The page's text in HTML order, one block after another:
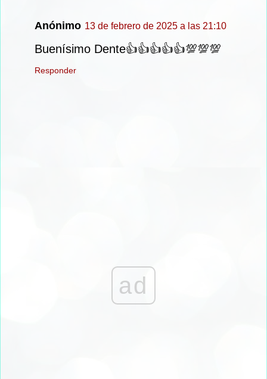
Anónimo 13 de febrero de 2025 a las 21:10
Buenísimo Dente👍👍👍👍👍💯💯💯
Responder
ad